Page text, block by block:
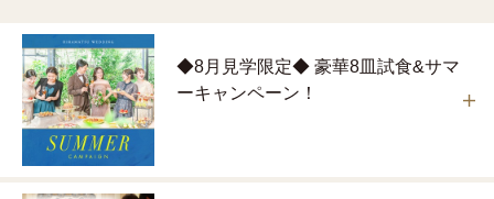
◆8月見学限定◆ 豪華8皿試食&サマ
ーキャンペーン！